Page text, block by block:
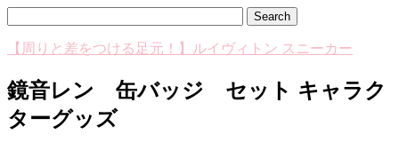
【周りと差をつける足元！】ルイヴィトン スニーカー
鏡音レン 缶バッジ セット キャラク
ターグッズ